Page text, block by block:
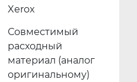
Xerox
Совместимый
расходный
материал (аналог
оригинальному)